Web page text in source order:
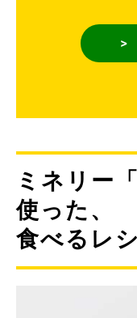
>
ミネリー
使った、
食べるレ